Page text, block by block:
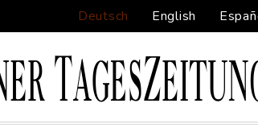
Deutsch English